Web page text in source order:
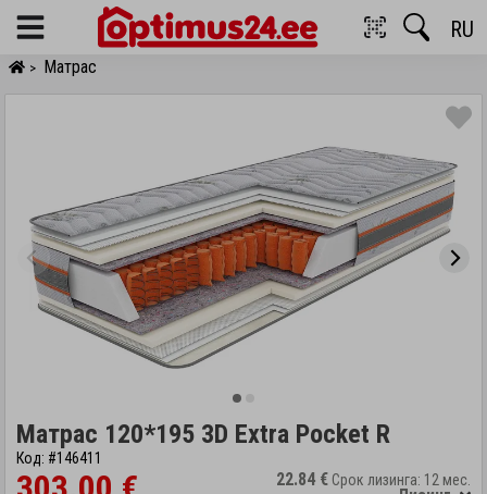
Menu RU
> Матрас
Матрас 120*195 3D Extra Pocket R
Код: #146411
22.84 € Срок лизинга: 12 мес.